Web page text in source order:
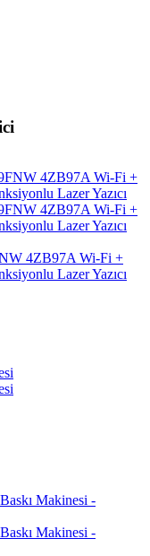
4ZB97A Wi-Fi +
Lazer Yazıcı